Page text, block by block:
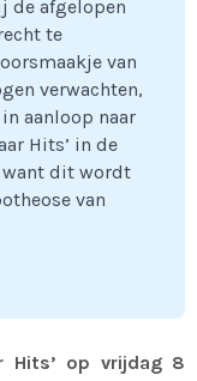
de afgelopen
te
van
verwachten,
aanloop naar
Hits’ in de
dit wordt
van
Hits’ op vrijdag 8